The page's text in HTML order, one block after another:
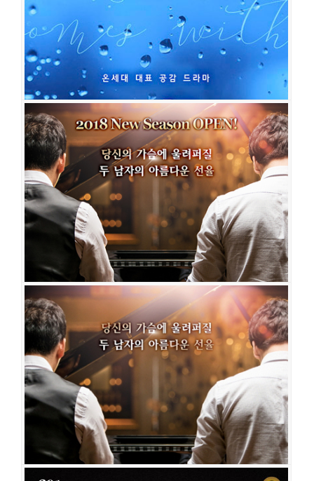
사랑은 비를 타고
공연일시
2020-02-14 ~ 2100-01-01
공연장
예술극장 나무와물
출연진
홍경수 이영호 박세웅 박준후(박영필)김지휘
이동화 박경진김민영 서은교
사랑은 비를 타고
공연일시
2019-01-04 ~ 2020-01-19
공연장
예술극장 나무와물
출연진
홍경수 김성수 조준휘 김강진김다솜
김지우
이서영이영호최형석여운 양승호김주왕 이동화신동근박경진수하